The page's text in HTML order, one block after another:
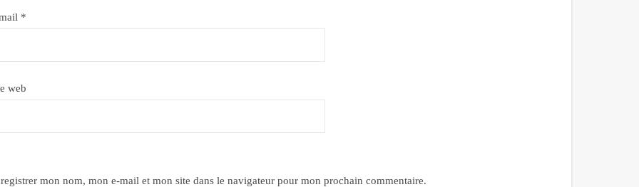
*
web
mon nom, mon e-mail et mon site dans le navigateur pour mon prochain commentaire.